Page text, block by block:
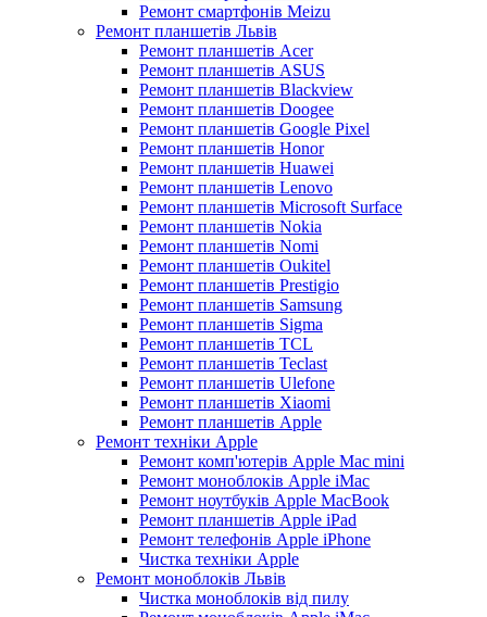
Ремонт смартфонів Meizu
Ремонт планшетів Львів
Ремонт планшетів Acer
Ремонт планшетів ASUS
Ремонт планшетів Blackview
Ремонт планшетів Doogee
Ремонт планшетів Google Pixel
Ремонт планшетів Honor
Ремонт планшетів Huawei
Ремонт планшетів Lenovo
Ремонт планшетів Microsoft Surface
Ремонт планшетів Nokia
Ремонт планшетів Nomi
Ремонт планшетів Oukitel
Ремонт планшетів Prestigio
Ремонт планшетів Samsung
Ремонт планшетів Sigma
Ремонт планшетів TCL
Ремонт планшетів Teclast
Ремонт планшетів Ulefone
Ремонт планшетів Xiaomi
Ремонт планшетів Apple
Ремонт техніки Apple
Ремонт комп'ютерів Apple Mac mini
Ремонт моноблоків Apple iMac
Ремонт ноутбуків Apple MacBook
Ремонт планшетів Apple iPad
Ремонт телефонів Apple iPhone
Чистка техніки Apple
Ремонт моноблоків Львів
Чистка моноблоків від пилу